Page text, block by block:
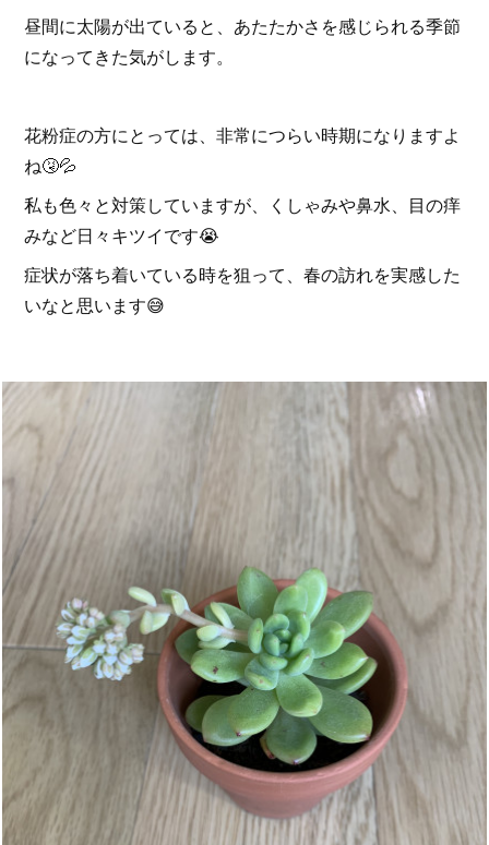
昼間に太陽が出ていると、あたたかさを感じられる季節
になってきた気がします。
花粉症の方にとっては、非常につらい時期になりますよ
ね🤧💦
私も色々と対策していますが、くしゃみや鼻水、目の痒
みなど日々キツイです😭
症状が落ち着いている時を狙って、春の訪れを実感した
いなと思います😅